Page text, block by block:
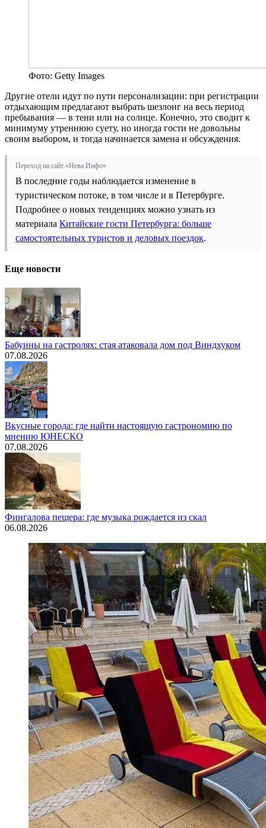
Фото: Getty Images
Другие отели идут по пути персонализации: при регистрации
отдыхающим предлагают выбрать шезлонг на весь период
пребывания — в тени или на солнце. Конечно, это сводит к
минимуму утреннюю суету, но иногда гости не довольны
своим выбором, и тогда начинается замена и обсуждения.
Переход на сайт «Нева Инфо»
В последние годы наблюдается изменение в
туристическом потоке, в том числе и в Петербурге.
Подробнее о новых тенденциях можно узнать из
материала Китайские гости Петербурга: больше
самостоятельных туристов и деловых поездок.
Еще новости
Бабуины на гастролях: стая атаковала дом под Виндхуком
07.08.2026
Вкусные города: где найти настоящую гастрономию по
мнению ЮНЕСКО
07.08.2026
Фингалова пещера: где музыка рождается из скал
06.08.2026